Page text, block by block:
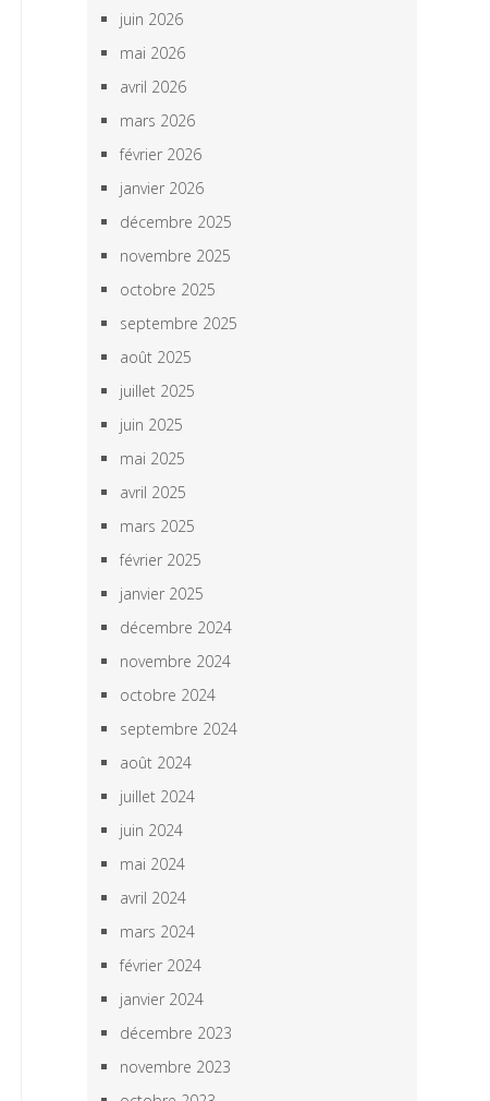
juin 2026
mai 2026
avril 2026
mars 2026
février 2026
janvier 2026
décembre 2025
novembre 2025
octobre 2025
septembre 2025
août 2025
juillet 2025
juin 2025
mai 2025
avril 2025
mars 2025
février 2025
janvier 2025
décembre 2024
novembre 2024
octobre 2024
septembre 2024
août 2024
juillet 2024
juin 2024
mai 2024
avril 2024
mars 2024
février 2024
janvier 2024
décembre 2023
novembre 2023